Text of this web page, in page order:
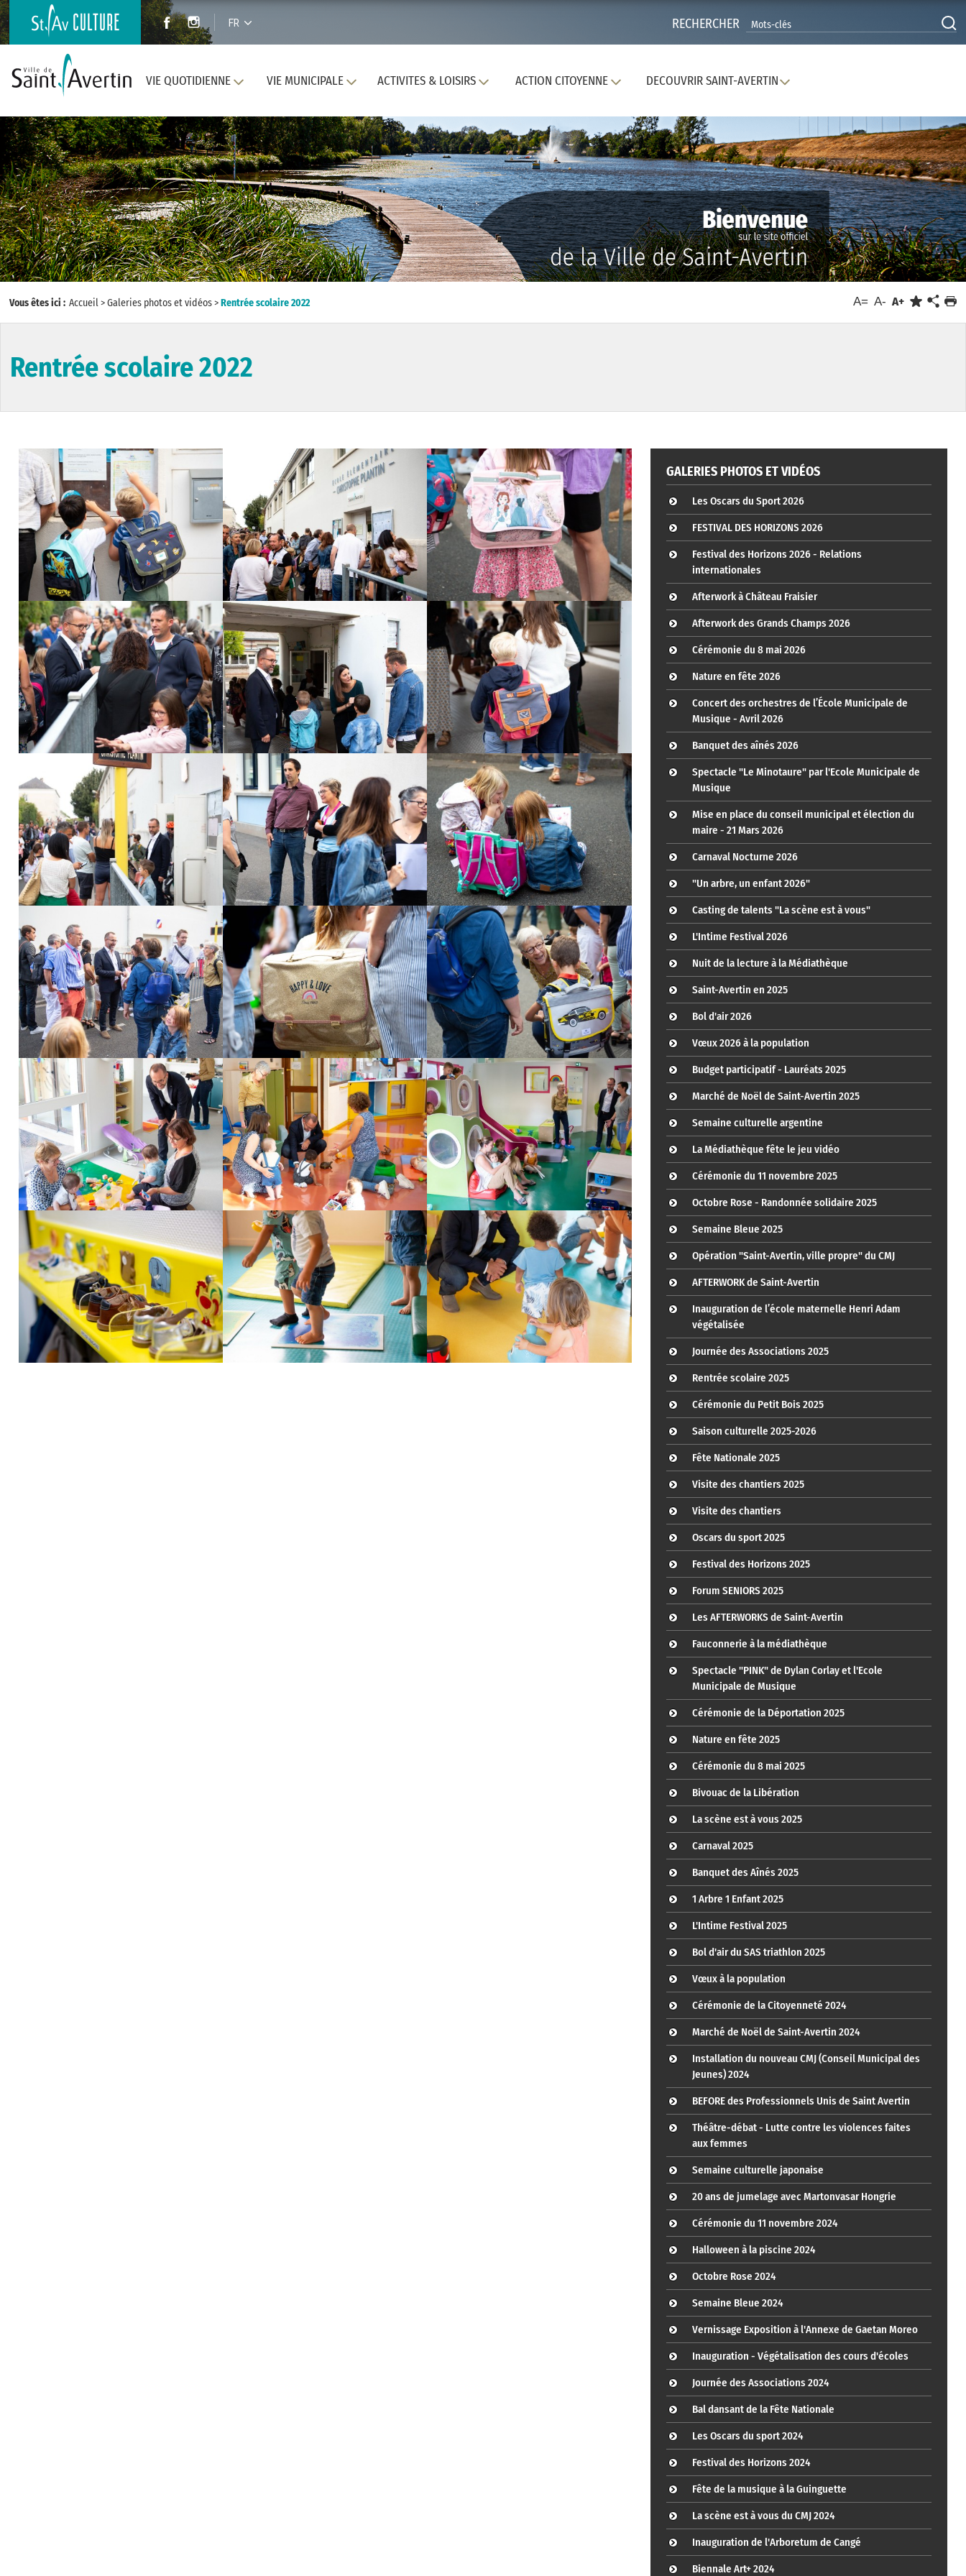
FR RECHERCHER
VIE QUOTIDIENNE VIE MUNICIPALE ACTIVITES & LOISIRS ACTION CITOYENNE DECOUVRIR SAINT-AVERTIN
Vous êtes ici : Accueil>Galeries photos et vidéos>Rentrée scolaire 2022 A= A- A+
Rentrée scolaire 2022
GALERIES PHOTOS ET VIDÉOS
Les Oscars du Sport 2026
FESTIVAL DES HORIZONS 2026
Festival des Horizons 2026 - Relations
internationales
Afterwork à Château Fraisier
Afterwork des Grands Champs 2026
Cérémonie du 8 mai 2026
Nature en fête 2026
Concert des orchestres de l’École Municipale de
Musique - Avril 2026
Banquet des aînés 2026
Spectacle "Le Minotaure" par l'Ecole Municipale de
Musique
Mise en place du conseil municipal et élection du
maire - 21 Mars 2026
Carnaval Nocturne 2026
"Un arbre, un enfant 2026"
Casting de talents "La scène est à vous"
L'Intime Festival 2026
Nuit de la lecture à la Médiathèque
Saint-Avertin en 2025
Bol d'air 2026
Vœux 2026 à la population
Budget participatif - Lauréats 2025
Marché de Noël de Saint-Avertin 2025
Semaine culturelle argentine
La Médiathèque fête le jeu vidéo
Cérémonie du 11 novembre 2025
Octobre Rose - Randonnée solidaire 2025
Semaine Bleue 2025
Opération "Saint-Avertin, ville propre" du CMJ
AFTERWORK de Saint-Avertin
Inauguration de l’école maternelle Henri Adam
végétalisée
Journée des Associations 2025
Rentrée scolaire 2025
Cérémonie du Petit Bois 2025
Saison culturelle 2025-2026
Fête Nationale 2025
Visite des chantiers 2025
Visite des chantiers
Oscars du sport 2025
Festival des Horizons 2025
Forum SENIORS 2025
Les AFTERWORKS de Saint-Avertin
Fauconnerie à la médiathèque
Spectacle "PINK" de Dylan Corlay et l'Ecole
Municipale de Musique
Cérémonie de la Déportation 2025
Nature en fête 2025
Cérémonie du 8 mai 2025
Bivouac de la Libération
La scène est à vous 2025
Carnaval 2025
Banquet des Aînés 2025
1 Arbre 1 Enfant 2025
L'Intime Festival 2025
Bol d'air du SAS triathlon 2025
Vœux à la population
Cérémonie de la Citoyenneté 2024
Marché de Noël de Saint-Avertin 2024
Installation du nouveau CMJ (Conseil Municipal des
Jeunes) 2024
BEFORE des Professionnels Unis de Saint Avertin
Théâtre-débat - Lutte contre les violences faites
aux femmes
Semaine culturelle japonaise
20 ans de jumelage avec Martonvasar Hongrie
Cérémonie du 11 novembre 2024
Halloween à la piscine 2024
Octobre Rose 2024
Semaine Bleue 2024
Vernissage Exposition à l'Annexe de Gaetan Moreo
Inauguration - Végétalisation des cours d'écoles
Journée des Associations 2024
Bal dansant de la Fête Nationale
Les Oscars du sport 2024
Festival des Horizons 2024
Fête de la musique à la Guinguette
La scène est à vous du CMJ 2024
Inauguration de l'Arboretum de Cangé
Biennale Art+ 2024